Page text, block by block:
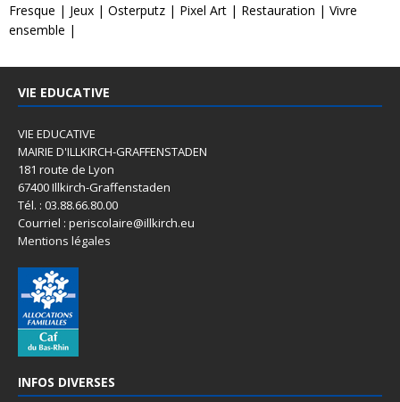
Fresque | Jeux | Osterputz | Pixel Art | Restauration | Vivre
ensemble |
VIE EDUCATIVE
VIE EDUCATIVE
MAIRIE D'ILLKIRCH-GRAFFENSTADEN
181 route de Lyon
67400 Illkirch-Graffenstaden
Tél. : 03.88.66.80.00
Courriel : periscolaire@illkirch.eu
Mentions légales
INFOS DIVERSES